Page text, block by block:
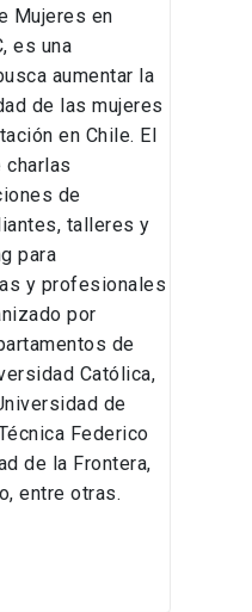
Mujeres en
es una
aumentar la
de las mujeres
en Chile. El
charlas
de
talleres y
para
y profesionales
por
de
Católica,
de
Federico
de la Frontera,
entre otras.